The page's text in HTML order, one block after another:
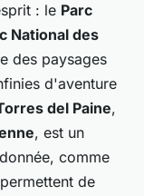
: le Parc
National des
des paysages
d'aventure
del Paine,
, est un
comme
de